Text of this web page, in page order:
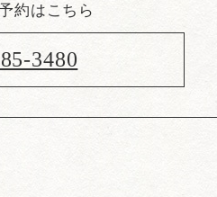
約はこちら
3480